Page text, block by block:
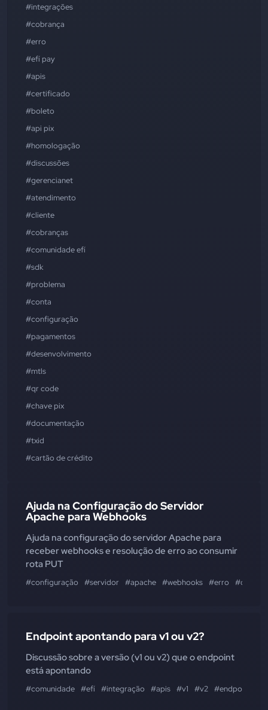
#integrações
#cobrança
#erro
#efí pay
#apis
#certificado
#boleto
#api pix
#homologação
#discussões
#gerencianet
#atendimento
#cliente
#cobranças
#comunidade efí
#sdk
#problema
#conta
#configuração
#pagamentos
#desenvolvimento
#mtls
#qr code
#chave pix
#documentação
#txid
#cartão de crédito
Ajuda na Configuração do Servidor
Apache para Webhooks
Ajuda na configuração do servidor Apache para
receber webhooks e resolução de erro ao consumir
rota PUT
#configuração #servidor #apache #webhooks #erro
Endpoint apontando para v1 ou v2?
Discussão sobre a versão (v1 ou v2) que o endpoint
está apontando
#comunidade #efí #integração #apis #v1 #v2 #endpoint